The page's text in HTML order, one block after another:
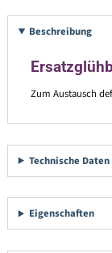
Beschreibung
Zum Austausch
Technische Daten
Eigenschaften